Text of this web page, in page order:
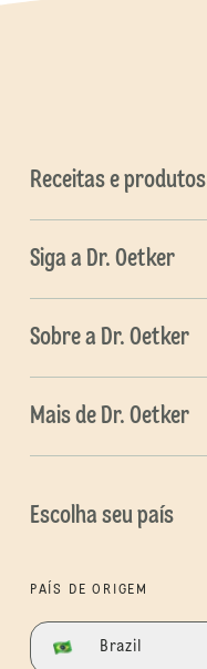
Receitas e produtos
Siga a Dr. Oetker
Sobre a Dr. Oetker
Mais de Dr. Oetker
Escolha seu país
PAÍS DE ORIGEM
Brazil